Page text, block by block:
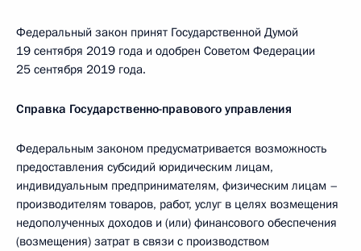
Федеральный закон принят Государственной Думой
19 сентября 2019 года и одобрен Советом Федерации
25 сентября 2019 года.
Справка Государственно-правового управления
Федеральным законом предусматривается возможность
предоставления субсидий юридическим лицам,
индивидуальным предпринимателям, физическим лицам –
производителям товаров, работ, услуг в целях возмещения
недополученных доходов и (или) финансового обеспечения
(возмещения) затрат в связи с производством